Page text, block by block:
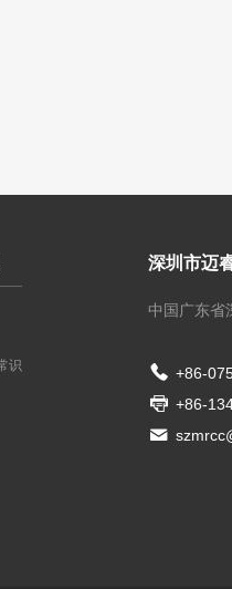
深圳市迈
中国广东省
+86-
+86-
识